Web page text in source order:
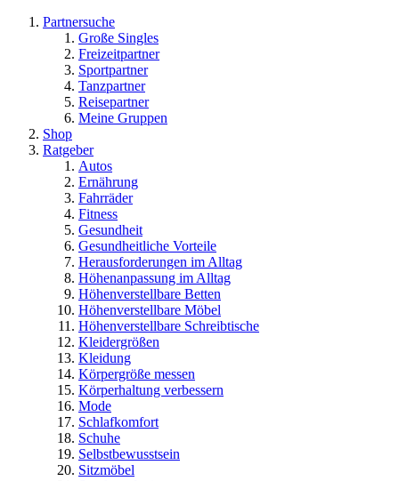
Partnersuche
Große Singles
Freizeitpartner
Sportpartner
Tanzpartner
Reisepartner
Meine Gruppen
Shop
Ratgeber
Autos
Ernährung
Fahrräder
Fitness
Gesundheit
Gesundheitliche Vorteile
Herausforderungen im Alltag
Höhenanpassung im Alltag
Höhenverstellbare Betten
Höhenverstellbare Möbel
Höhenverstellbare Schreibtische
Kleidergrößen
Kleidung
Körpergröße messen
Körperhaltung verbessern
Mode
Schlafkomfort
Schuhe
Selbstbewusstsein
Sitzmöbel